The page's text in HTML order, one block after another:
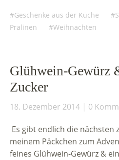
Geschenke aus der Küche
Pralinen
Weihnachten
Glühwein-Gewürz
Zucker
18. Dezember 2014 0
Es gibt endlich die nächsten
meinem Päckchen zum
feines Glühwein-Gewürz &